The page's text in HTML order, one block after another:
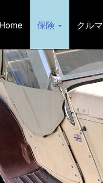
Home(current)
保険 クルマ